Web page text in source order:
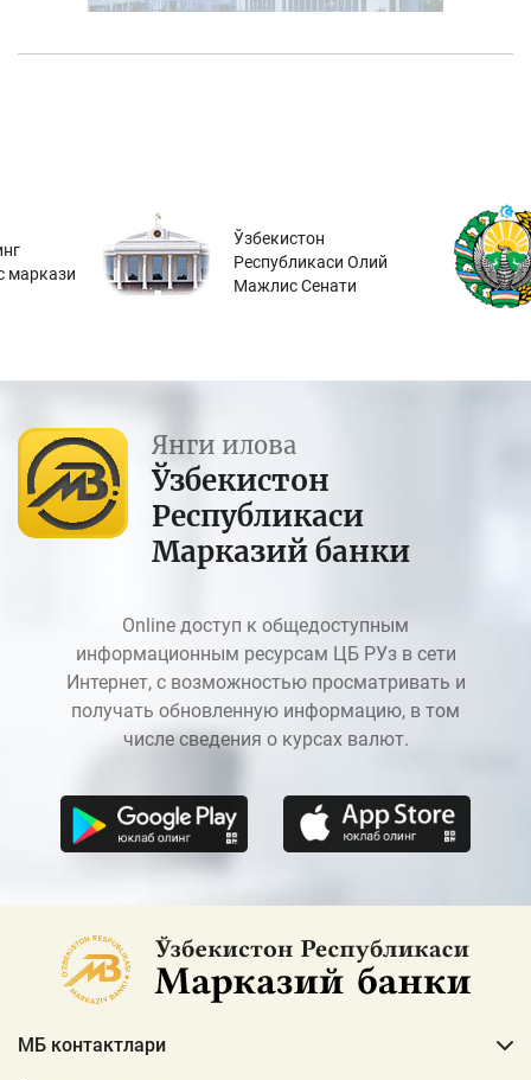
маркази
Ўзбекистон
Республикаси Олий
Мажлис Сенати
Янги илова
Ўзбекистон
Республикаси
Марказий банки
Online доступ к общедоступным
информационным ресурсам ЦБ РУз в сети
Интернет, с возможностью просматривать и
получать обновленную информацию, в том
числе сведения о курсах валют.
МБ контактлари